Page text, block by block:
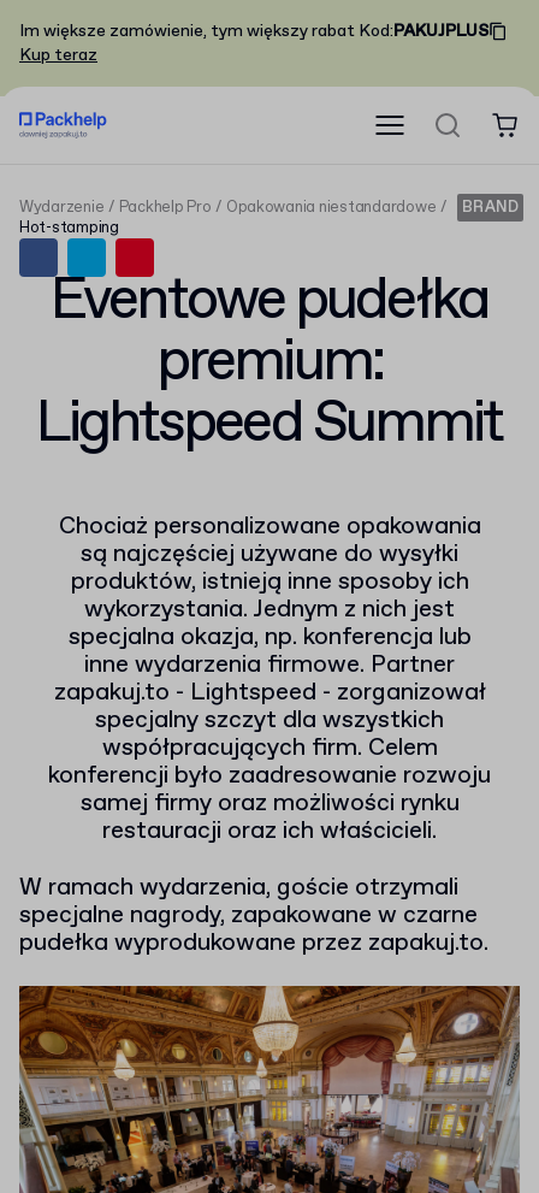
Im większe zamówienie, tym większy rabat Kod:PAKUJPLUS
Kup teraz
Eventowe pudełka
premium:
Lightspeed Summit
Wydarzenie Packhelp Pro
Opakowania niestandardowe
Hot-stamping
BRAND
Chociaż personalizowane opakowania
są najczęściej używane do wysyłki
produktów, istnieją inne sposoby ich
wykorzystania. Jednym z nich jest
specjalna okazja, np. konferencja lub
inne wydarzenia firmowe. Partner
zapakuj.to - Lightspeed - zorganizował
specjalny szczyt dla wszystkich
współpracujących firm. Celem
konferencji było zaadresowanie rozwoju
samej firmy oraz możliwości rynku
restauracji oraz ich właścicieli.
W ramach wydarzenia, goście otrzymali
specjalne nagrody, zapakowane w czarne
pudełka wyprodukowane przez zapakuj.to.